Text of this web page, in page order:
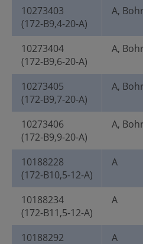
10273403
(172-B9,4-20-A)
A,
10273404
(172-B9,6-20-A)
A,
10273405
(172-B9,7-20-A)
A,
10273406
(172-B9,9-20-A)
A,
10188228
(172-B10,5-12-A)
A
10188234
(172-B11,5-12-A)
A
10188292
A